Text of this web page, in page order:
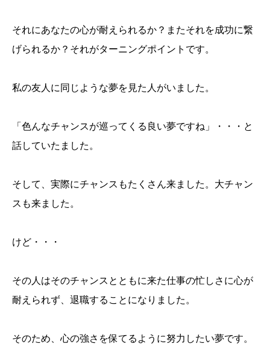
それにあなたの心が耐えられるか？またそれを成功に繋
げられるか？それがターニングポイントです。
私の友人に同じような夢を見た人がいました。
「色んなチャンスが巡ってくる良い夢ですね」・・・と
話していたました。
そして、実際にチャンスもたくさん来ました。大チャン
スも来ました。
けど・・・
その人はそのチャンスとともに来た仕事の忙しさに心が
耐えられず、退職することになりました。
そのため、心の強さを保てるように努力したい夢です。